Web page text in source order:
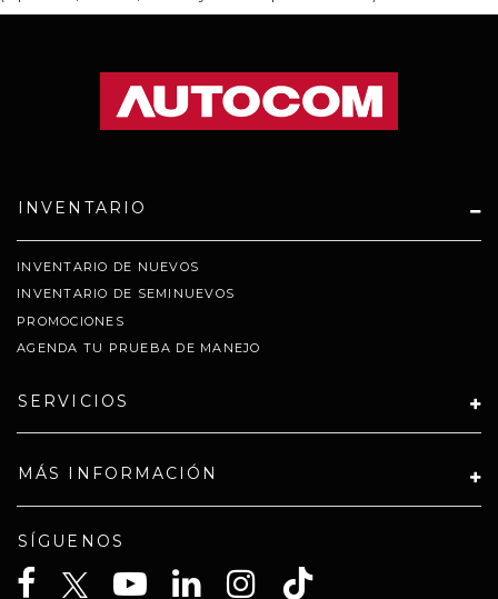
INVENTARIO
INVENTARIO DE NUEVOS
INVENTARIO DE SEMINUEVOS
PROMOCIONES
AGENDA TU PRUEBA DE MANEJO
SERVICIOS
MÁS INFORMACIÓN
SÍGUENOS